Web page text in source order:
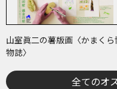
山室眞二の薯版画〈かまくら
物誌〉
全てのオ